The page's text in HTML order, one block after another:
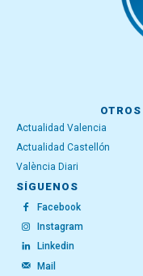
Actualidad Valencia
Actualidad Castellón
València Diari
SÍGUENOS
Facebook
Instagram
Linkedin
Mail